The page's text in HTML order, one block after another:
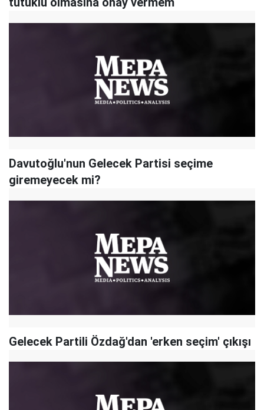
Davutoğlu'nun Gelecek Partisi seçime
giremeyecek mi?
Gelecek Partili Özdağ'dan 'erken seçim' çıkışı